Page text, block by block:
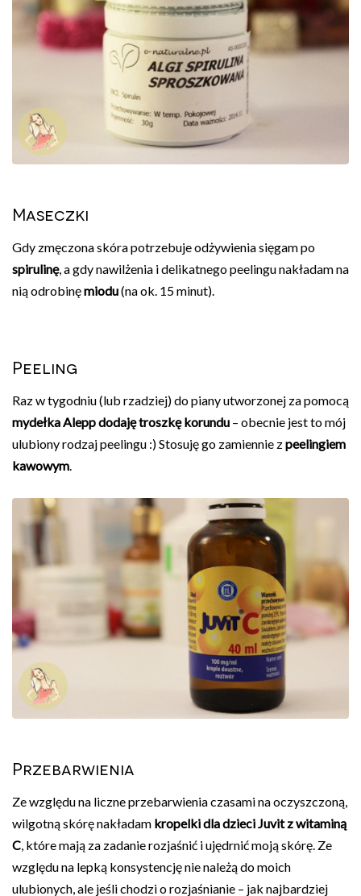
Maseczki
Gdy zmęczona skóra potrzebuje odżywienia sięgam po
spirulinę, a gdy nawilżenia i delikatnego peelingu nakładam na
nią odrobinęmiodu(na ok. 15 minut).
Peeling
Raz w tygodniu (lub rzadziej) do piany utworzonej za pomocą
mydełka Alepp dodaję troszkę korundu – obecnie jest to mój
ulubiony rodzaj peelingu :) Stosuję go zamiennie zpeelingiem
kawowym.
Przebarwienia
Ze względu na liczne przebarwienia czasami na oczyszczoną,
wilgotną skórę nakładam kropelki dla dzieci Juvit z witaminą
C, które mają za zadanie rozjaśnić i ujędrnić moją skórę. Ze
względu na lepką konsystencję nie należą do moich
ulubionych, ale jeśli chodzi o rozjaśnianie – jak najbardziej